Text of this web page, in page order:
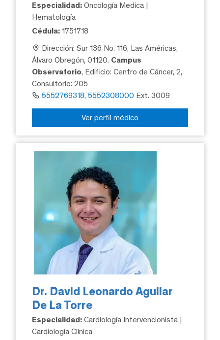
Especialidad: Oncología Medica |
Hematología
Cédula: 1751718
Dirección: Sur 136 No. 116, Las Américas,
Álvaro Obregón, 01120. Campus
Observatorio, Edificio: Centro de Cáncer, 2,
Consultorio: 205
5552769318, 5552308000 Ext. 3009
Ver perfil médico
Dr. David Leonardo Aguilar
De La Torre
Especialidad: Cardiología Intervencionista |
Cardiología Clínica